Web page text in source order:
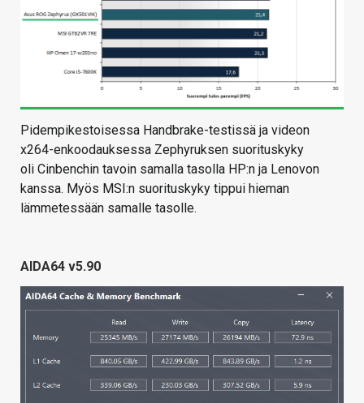
Pidempikestoisessa Handbrake-testissä ja videon
x264-enkoodauksessa Zephyruksen suorituskyky
oli Cinbenchin tavoin samalla tasolla HP:n ja Lenovon
kanssa. Myös MSI:n suorituskyky tippui hieman
lämmetessään samalle tasolle.
AIDA64 v5.90